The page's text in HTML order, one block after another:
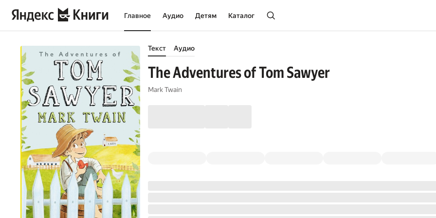
Главное Аудио Детям Каталог
Текст Аудио
The Adventures of Tom Sawyer
Mark Twain